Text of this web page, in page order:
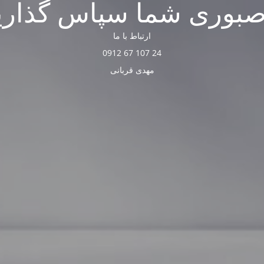
شما سپاس
ارتباط با ما
24 107 67 0912
مهدی قربانی